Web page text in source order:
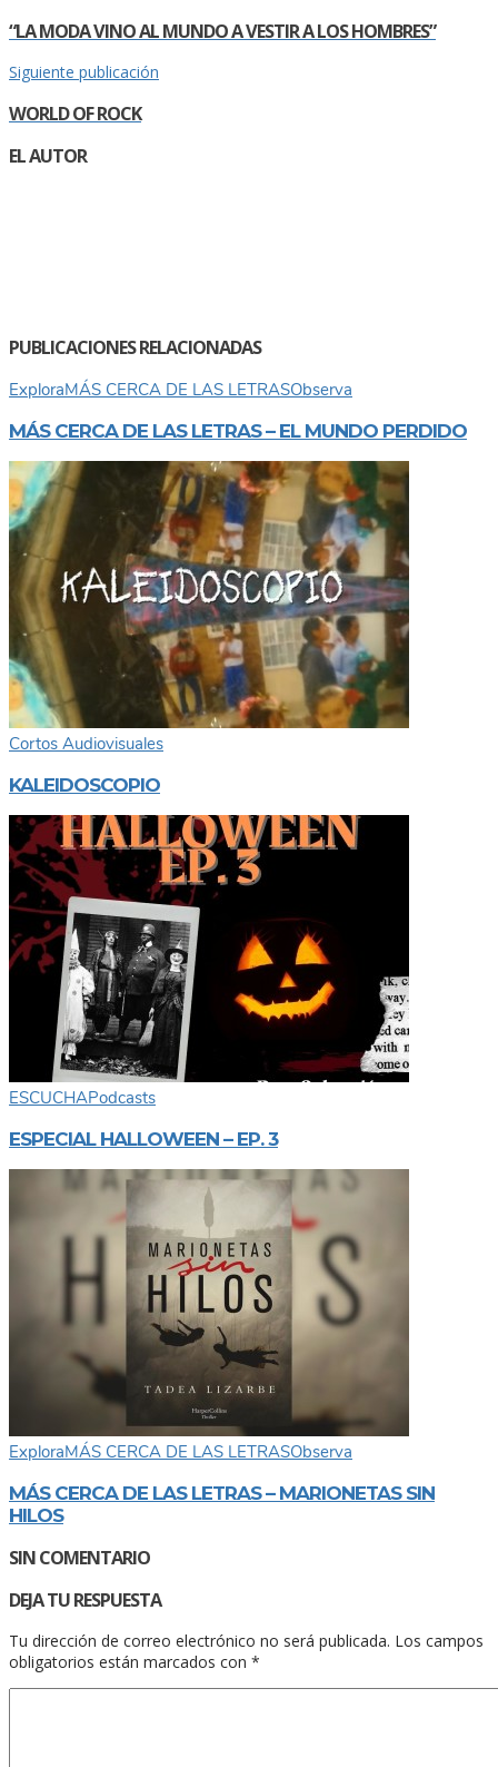
“LA MODA VINO AL MUNDO A VESTIR A LOS HOMBRES”
Siguiente publicación
WORLD OF ROCK
EL AUTOR
PUBLICACIONES RELACIONADAS
ExploraMÁS CERCA DE LAS LETRASObserva
MÁS CERCA DE LAS LETRAS – EL MUNDO PERDIDO
Cortos Audiovisuales
KALEIDOSCOPIO
ESCUCHAPodcasts
ESPECIAL HALLOWEEN – EP. 3
ExploraMÁS CERCA DE LAS LETRASObserva
MÁS CERCA DE LAS LETRAS – MARIONETAS SIN
HILOS
SIN COMENTARIO
DEJA TU RESPUESTA
Tu dirección de correo electrónico no será publicada. Los campos
obligatorios están marcados con *